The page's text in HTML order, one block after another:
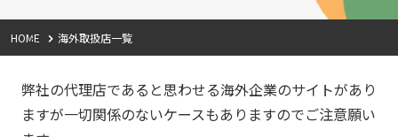
HOME 海外取扱店一覧
弊社の代理店であると思わせる海外企業のサイトがあり
ますが一切関係のないケースもありますのでご注意願い